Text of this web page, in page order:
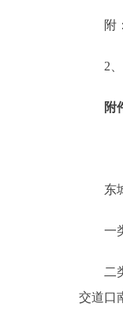
附：1
2、
附
东
一类
二类
交道口